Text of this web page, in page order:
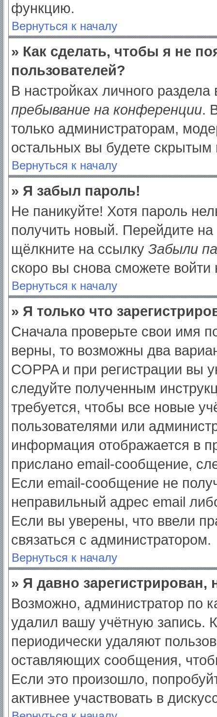
функцию.
Вернуться к началу
» Как сделать, чтобы я не
пользователей?
В настройках личного
пребывание на конференции.
только администраторам,
остальных вы будете скрытым
Вернуться к началу
» Я забыл пароль!
Не паникуйте! Хотя пароль
получить новый. Перейдите
щёлкните на ссылку Забыли
скоро вы снова сможете
Вернуться к началу
» Я только что
Сначала проверьте свои имя
верны, то возможны два
COPPA и при регистрации вы
следуйте полученным
требуется, чтобы все новые
пользователями или
информация отображается в
прислано email-сообщение,
Если email-сообщение не
неправильный адрес email
Если вы уверены, что ввели
связаться с администратором.
Вернуться к началу
» Я давно
Возможно, администратор по
удалил вашу учётную запись.
периодически удаляют
оставляющих сообщения,
Если это произошло,
активнее участвовать в